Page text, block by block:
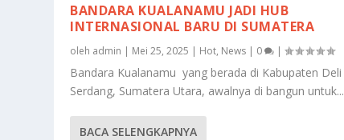
BANDARA KUALANAMU JADI HUB
INTERNASIONAL BARU DI SUMATERA
oleh admin | Mei 25, 2025 | Hot, News | 0 |
Bandara Kualanamu yang berada di Kabupaten Deli
Serdang, Sumatera Utara, awalnya di bangun untuk...
BACA SELENGKAPNYA